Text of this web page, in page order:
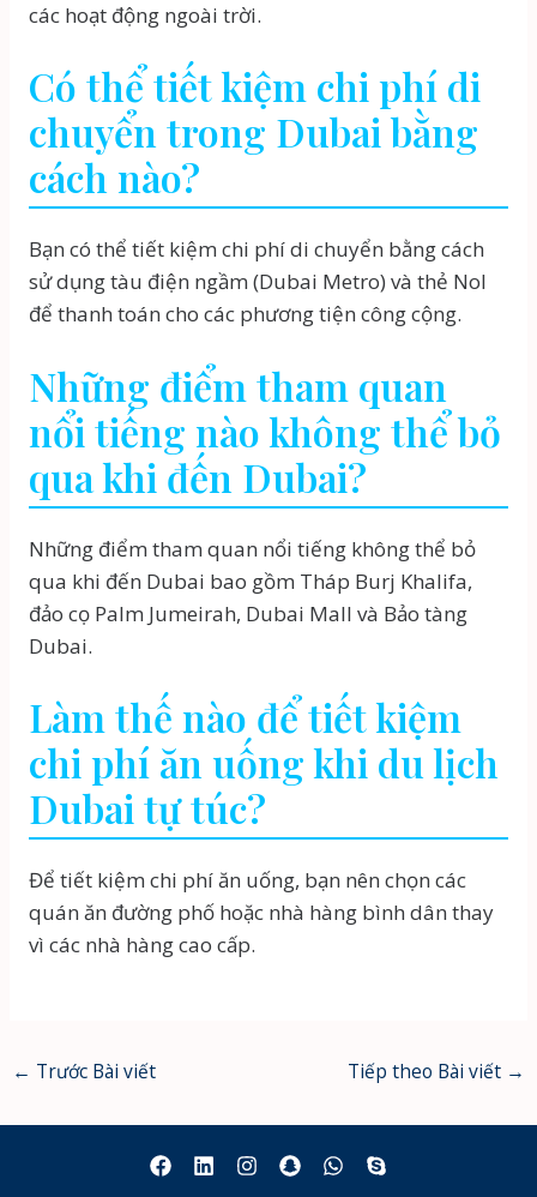
các hoạt động ngoài trời.
Có thể tiết kiệm chi phí di
chuyển trong Dubai bằng
cách nào?
Bạn có thể tiết kiệm chi phí di chuyển bằng cách
sử dụng tàu điện ngầm (Dubai Metro) và thẻ Nol
để thanh toán cho các phương tiện công cộng.
Những điểm tham quan
nổi tiếng nào không thể bỏ
qua khi đến Dubai?
Những điểm tham quan nổi tiếng không thể bỏ
qua khi đến Dubai bao gồm Tháp Burj Khalifa,
đảo cọ Palm Jumeirah, Dubai Mall và Bảo tàng
Dubai.
Làm thế nào để tiết kiệm
chi phí ăn uống khi du lịch
Dubai tự túc?
Để tiết kiệm chi phí ăn uống, bạn nên chọn các
quán ăn đường phố hoặc nhà hàng bình dân thay
vì các nhà hàng cao cấp.
← Trước Bài viết Tiếp theo Bài viết →